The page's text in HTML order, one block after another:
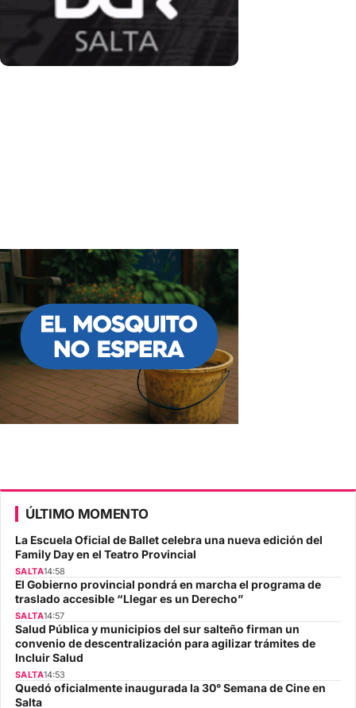
ÚLTIMO MOMENTO
La Escuela Oficial de Ballet celebra una nueva edición del
Family Day en el Teatro Provincial
SALTA14:58
El Gobierno provincial pondrá en marcha el programa de
traslado accesible “Llegar es un Derecho”
SALTA14:57
Salud Pública y municipios del sur salteño firman un
convenio de descentralización para agilizar trámites de
Incluir Salud
SALTA14:53
Quedó oficialmente inaugurada la 30° Semana de Cine en
Salta